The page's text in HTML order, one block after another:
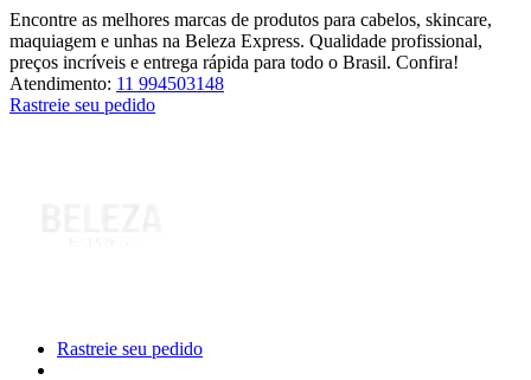
Encontre as melhores marcas de produtos para cabelos, skincare,
maquiagem e unhas na Beleza Express. Qualidade profissional,
preços incríveis e entrega rápida para todo o Brasil. Confira!
Atendimento: 11 994503148
Rastreie seu pedido
Rastreie seu pedido